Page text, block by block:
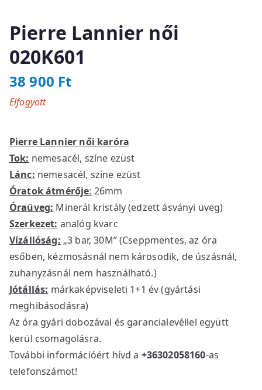
Pierre Lannier női
020K601
38 900 Ft
Pierre Lannier női karóra
Tok: nemesacél, színe ezüst
Lánc: nemesacél, színe ezüst
Óratok átmérője: 26mm
Óraüveg: Minerál kristály (edzett ásványi üveg)
Szerkezet: analóg kvarc
Vízállóság: „3 bar, 30M” (Cseppmentes, az óra
esőben, kézmosásnál nem károsodik, de úszásnál,
zuhanyzásnál nem használható.)
Jótállás: márkaképviseleti 1+1 év (gyártási
meghibásodásra)
Az óra gyári dobozával és garancialevéllel együtt
kerül csomagolásra.
További információért hívd a +36302058160-as
telefonszámot!
Elfogyott